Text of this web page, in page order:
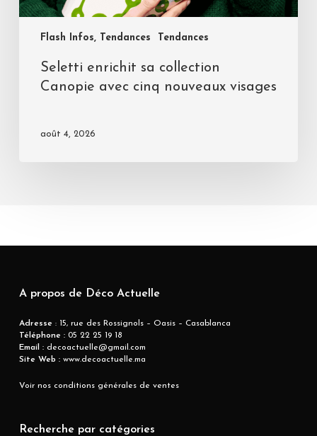
Flash Infos, Tendances Tendances
Seletti enrichit sa collection
Canopie avec cinq nouveaux visages
août 4, 2026
A propos de Déco Actuelle
Adresse : 15, rue des Rossignols – Oasis – Casablanca
Téléphone :05 22 25 19 18
Email :decoactuelle@gmail.com
Site Web :www.decoactuelle.ma
Voir nos conditions générales de ventes
Recherche par catégories